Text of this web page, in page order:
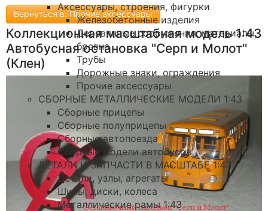
Аксессуары, строения, фигурки
Железобетонные изделия
Деревянные сооружения, материалы,
бревна
Трубы
Дорожные знаки, ограждения
Прочие аксессуары
СБОРНЫЕ МЕТАЛЛИЧЕСКИЕ МОДЕЛИ 1:43
Сборные прицепы
Сборные полуприцепы
Сборные автопоезда
Сборные модели автобусов
ДЕТАЛИ И ЗАПЧАСТИ В МАСШТАБЕ 1:43
Детали, узлы, агрегаты
Шины, диски, колеса
Металлические рамы 1:43
Вернуться в: Прочие аксессуары
Коллекционная масштабная модель 1:43
Автобусная остановка "Серп и Молот"
(Клен)